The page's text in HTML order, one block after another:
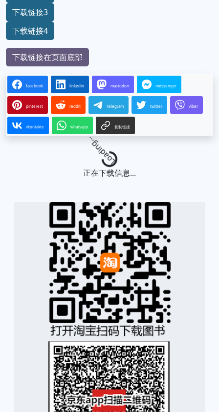
下载链接3
下载链接4
下载链接在页面底部
facebook linkedin mastodon messenger
pinterest reddit telegram twitter viber
vkontakte whatsapp 复制链接
Loading...
正在下载信息...